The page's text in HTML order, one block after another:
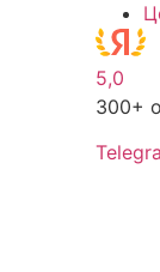
5,0
300+